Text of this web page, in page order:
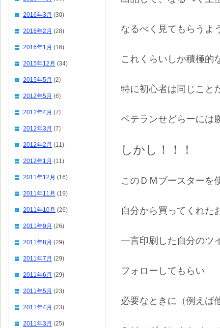
なるべく見てもらうよ
これくらいしか積極的
特に初心者は同じこと
ベテランせどらーには
しかし！！！
このＤＭブースターを
自分から買ってくれた
一言印刷した自分のツ
フォローしてもらい
必要なときに（例えば
2016年3月 (30)
2016年2月 (28)
2016年1月 (16)
2015年12月 (34)
2015年5月 (2)
2012年5月 (6)
2012年4月 (7)
2012年3月 (7)
2012年2月 (11)
2012年1月 (11)
2011年12月 (16)
2011年11月 (19)
2011年10月 (26)
2011年9月 (26)
2011年8月 (29)
2011年7月 (29)
2011年6月 (29)
2011年5月 (23)
2011年4月 (23)
2011年3月 (25)